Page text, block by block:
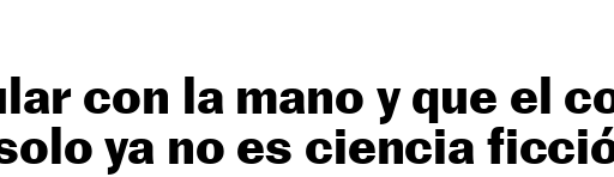
con la mano y que el
ya no es ciencia